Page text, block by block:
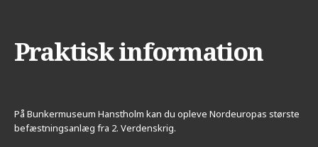
Praktisk information
På Bunkermuseum Hanstholm kan du opleve Nordeuropas største
befæstningsanlæg fra 2. Verdenskrig.